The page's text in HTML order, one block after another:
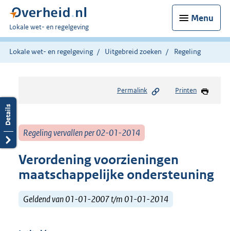
Menu
U
bent
hier:
Lokale wet- en regelgeving
Lokale wet- en regelgeving Uitgebreid zoeken Regeling
Permalink Printen
Regeling vervallen per 02-01-2014
Verordening voorzieningen
maatschappelijke ondersteuning
Geldend van 01-01-2007 t/m 01-01-2014